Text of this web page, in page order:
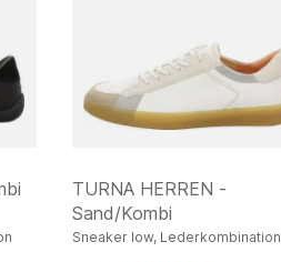
TURNA HERREN -
Sand/Kombi
Sneaker low, Lederkombination